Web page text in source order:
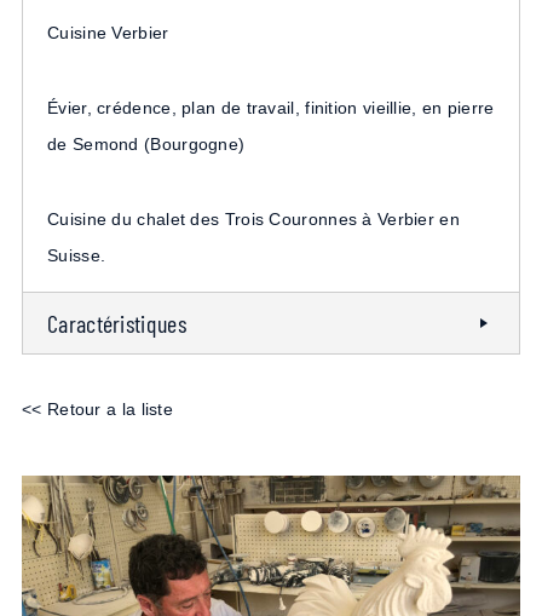
Cuisine Verbier
Évier, crédence, plan de travail, finition vieillie, en pierre
de Semond (Bourgogne)
Cuisine du chalet des Trois Couronnes à Verbier en
Suisse.
Caractéristiques
<< Retour a la liste